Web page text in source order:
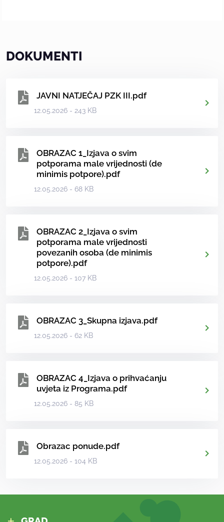
DOKUMENTI
JAVNI NATJEČAJ PZK III.pdf
12.05.2026 - 243 KB
OBRAZAC 1_Izjava o svim
potporama male vrijednosti (de
minimis potpore).pdf
12.05.2026 - 68 KB
OBRAZAC 2_Izjava o svim
potporama male vrijednosti
povezanih osoba (de minimis
potpore).pdf
12.05.2026 - 107 KB
OBRAZAC 3_Skupna izjava.pdf
12.05.2026 - 62 KB
OBRAZAC 4_Izjava o prihvaćanju
uvjeta iz Programa.pdf
12.05.2026 - 85 KB
Obrazac ponude.pdf
12.05.2026 - 104 KB